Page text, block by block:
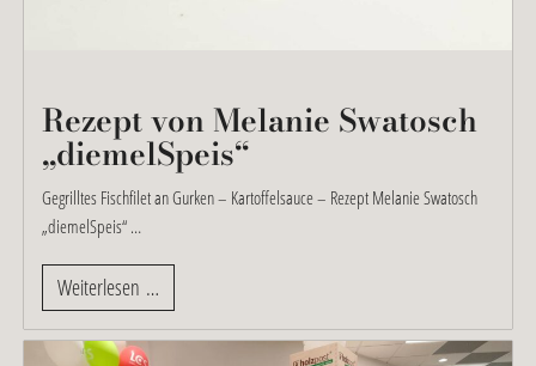
Rezept von Melanie Swatosch
„diemelSpeis“
Gegrilltes Fischfilet an Gurken – Kartoffelsauce – Rezept Melanie Swatosch
„diemelSpeis“ …
Weiterlesen …